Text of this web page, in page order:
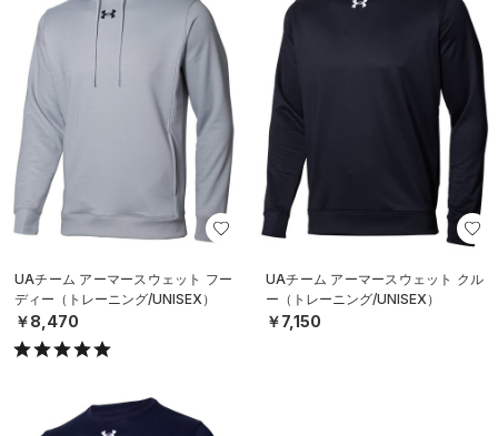
UAチーム アーマースウェット フー
ディー（トレーニング/UNISEX）
￥8,470
UAチーム アーマースウェット クル
ー（トレーニング/UNISEX）
￥7,150